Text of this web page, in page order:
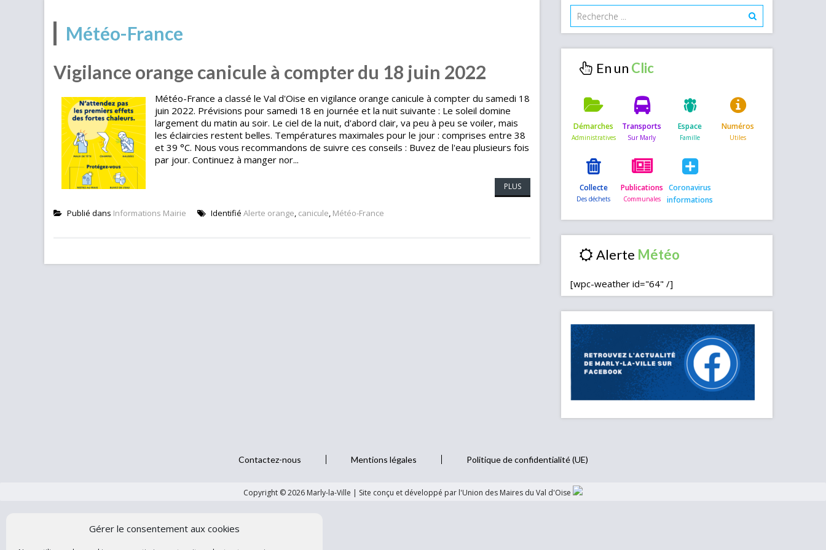
Gérer le consentement aux cookies
Météo-France
Vigilance orange canicule à compter du 18 juin 2022
Météo-France a classé le Val d'Oise en vigilance orange canicule à compter du samedi 18
juin 2022. Prévisions pour samedi 18 en journée et la nuit suivante : Le soleil domine
largement du matin au soir. Le ciel de la nuit, d'abord clair, va peu à peu se voiler, mais
les éclaircies restent belles. Températures maximales pour le jour : comprises entre 38
et 39 °C. Nous vous recommandons de suivre ces conseils : Buvez de l'eau plusieurs fois
par jour. Continuez à manger nor...
PLUS
Publié dans Informations Mairie Identifié Alerte orange, canicule, Météo-France
En un
Démarches Transports Espace Numéros
Collecte Publications Coronavirus
informations
Alerte
[wpc-weather id="64" /]
Contactez-nous Mentions légales Politique de confidentialité (UE)
Copyright © 2026 Marly-la-Ville | Site conçu et développé par l'Union des Maires du Val d'Oise